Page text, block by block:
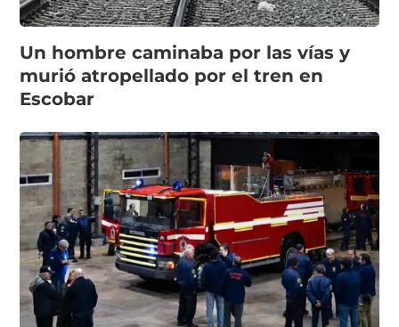
Un hombre caminaba por las vías y
murió atropellado por el tren en
Escobar